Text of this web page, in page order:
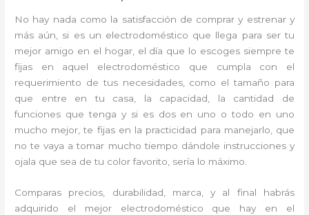
No hay nada como la satisfacción de comprar y estrenar y
más aún, si es un electrodoméstico que llega para ser tu
mejor amigo en el hogar, el día que lo escoges siempre te
fijas en aquel electrodoméstico que cumpla con el
requerimiento de tus necesidades, como el tamaño para
que entre en tu casa, la capacidad, la cantidad de
funciones que tenga y si es dos en uno o todo en uno
mucho mejor, te fijas en la practicidad para manejarlo, que
no te vaya a tomar mucho tiempo dándole instrucciones y
ojala que sea de tu color favorito, sería lo máximo.
Comparas precios, durabilidad, marca, y al final habrás
adquirido el mejor electrodoméstico que hay en el